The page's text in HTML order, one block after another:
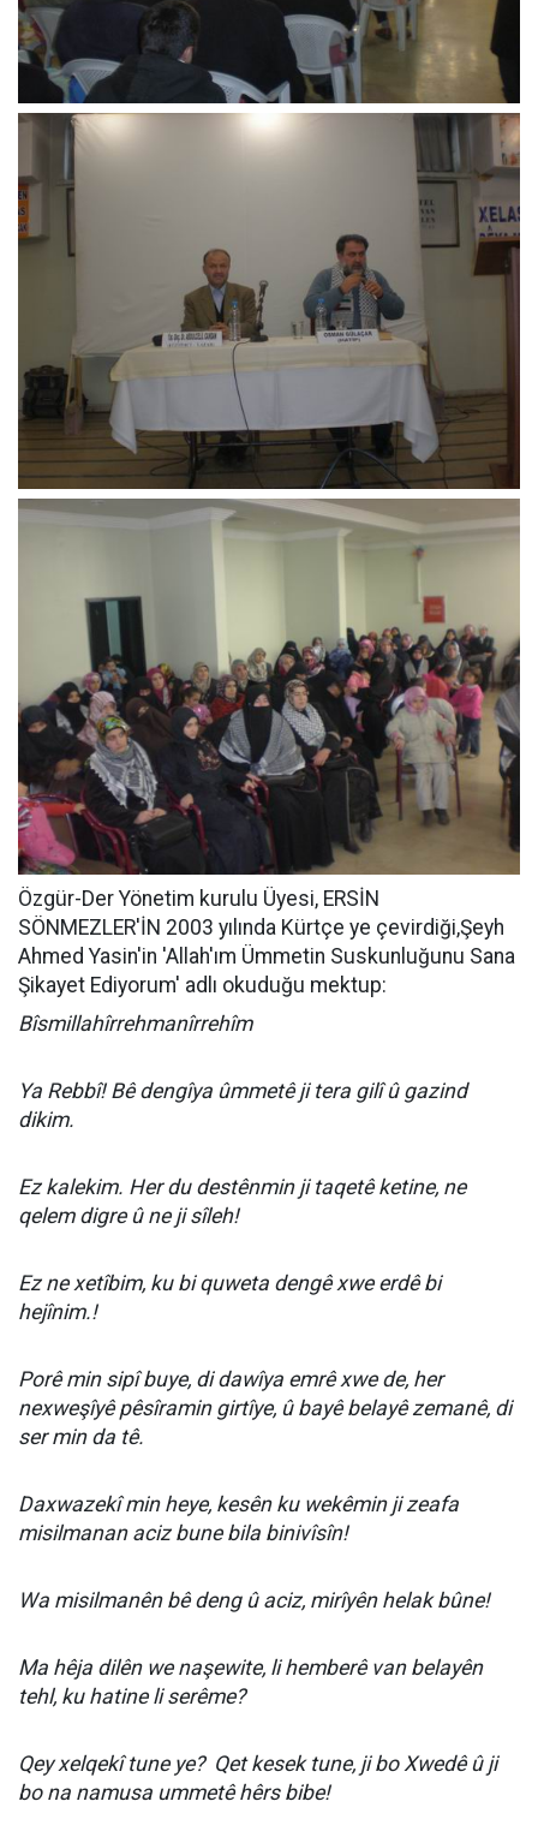
Özgür-Der Yönetim kurulu Üyesi, ERSİN
SÖNMEZLER'İN 2003 yılında Kürtçe ye çevirdiği,Şeyh
Ahmed Yasin'in 'Allah'ım Ümmetin Suskunluğunu Sana
Şikayet Ediyorum' adlı okuduğu mektup:
Bîsmillahîrrehmanîrrehîm
Ya Rebbî! Bê dengîya ûmmetê ji tera gilî û gazind
dikim.
Ez kalekim. Her du destênmin ji taqetê ketine, ne
qelem digre û ne ji sîleh!
Ez ne xetîbim, ku bi quweta dengê xwe erdê bi
hejînim.!
Porê min sipî buye, di dawîya emrê xwe de, her
nexweşîyê pêsîramin girtîye, û bayê belayê zemanê, di
ser min da tê.
Daxwazekî min heye, kesên ku wekêmin ji zeafa
misilmanan aciz bune bila binivîsîn!
Wa misilmanên bê deng û aciz, mirîyên helak bûne!
Ma hêja dilên we naşewite, li hemberê van belayên
tehl, ku hatine li serême?
Qey xelqekî tune ye? Qet kesek tune, ji bo Xwedê û ji
bo na namusa ummetê hêrs bibe!